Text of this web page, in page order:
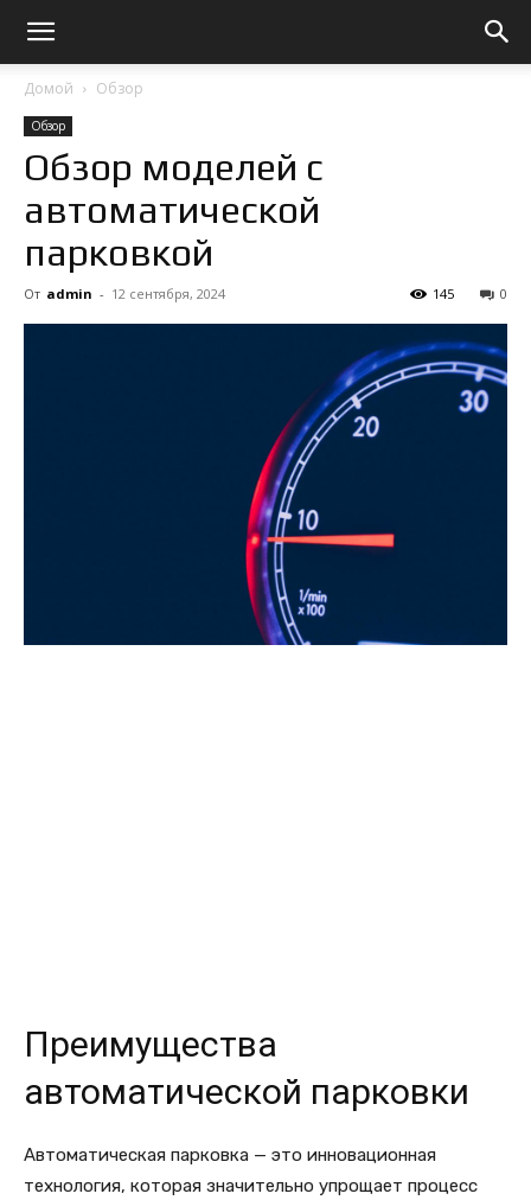
Домой Обзор
Обзор
Обзор моделей с
автоматической
парковкой
От admin - 12 сентября, 2024 0
145
Преимущества
автоматической парковки
Автоматическая парковка — это инновационная
технология, которая значительно упрощает процесс